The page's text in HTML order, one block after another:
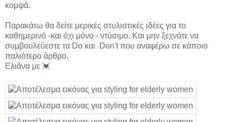
κομψά.
Παρακάτω θα δείτε μερικές στυλιστικές ιδέες για το
καθημερινό -και όχι μόνο - ντύσιμο. Και μην ξεχνάτε να
συμβουλεύεστε τα Dο και Don't που αναφέρω σε κάποιο
παλιότερο άρθρο.
Ελιάνα με 💓